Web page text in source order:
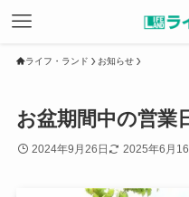
ライフ・ランド お知らせ
お盆期間中の営業
2024年9月26日 2025年6月16